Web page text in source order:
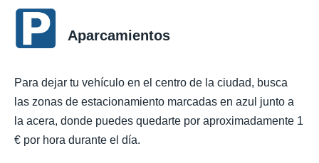
Aparcamientos
Para dejar tu vehículo en el centro de la ciudad, busca
las zonas de estacionamiento marcadas en azul junto a
la acera, donde puedes quedarte por aproximadamente 1
€ por hora durante el día.